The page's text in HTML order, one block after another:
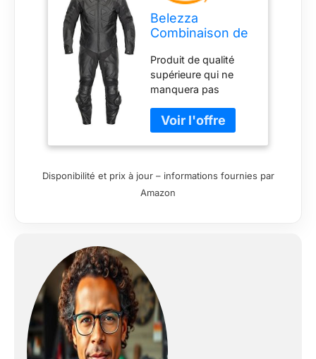
Belezza
Combinaison de
Racing - Noir -
Une pièce (60)
Produit de qualité
supérieure qui ne
manquera pas
Combinaison de
qualité supérieure en
100 % cuir de
comme combinaison
en cuir pour
les épaules, les
coudes et les
genoux.
Disponibilité et prix à jour – informations fournies par
Amazon